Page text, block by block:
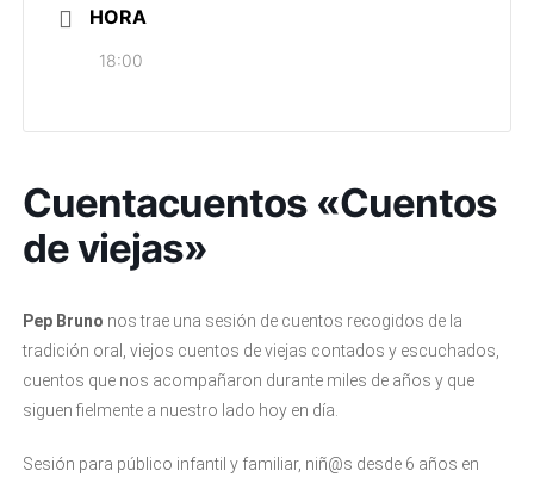
HORA
18:00
Cuentacuentos «Cuentos
de viejas»
Pep Bruno nos trae una sesión de cuentos recogidos de la
tradición oral, viejos cuentos de viejas contados y escuchados,
cuentos que nos acompañaron durante miles de años y que
siguen fielmente a nuestro lado hoy en día.
Sesión para público infantil y familiar, niñ@s desde 6 años en